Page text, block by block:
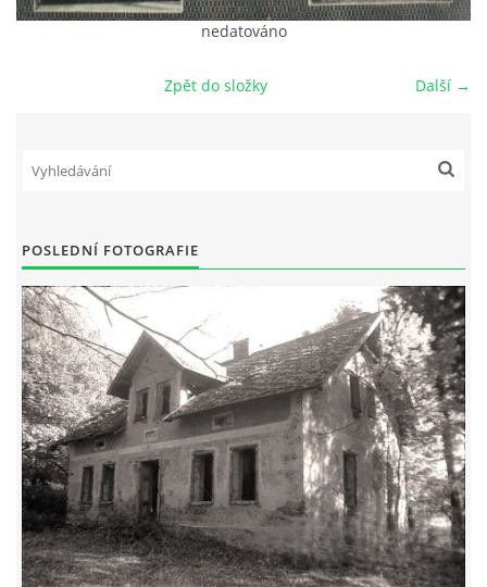
DŮL NA SLÍDU (NA KOLE)
--------------------------------------------------------------
Tento projekt je realizován za finanční podpory
© 2026 eStránky.cz |Aktualizováno: 17. 7. 2026|Nahoru ↑
nedatováno
Další →
Zpět do složky
POSLEDNÍ FOTOGRAFIE